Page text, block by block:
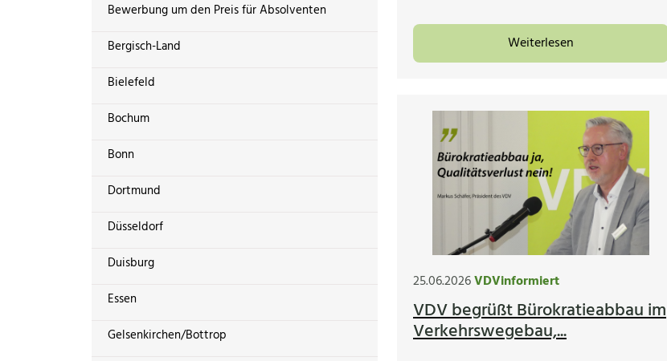
Bewerbung um den Preis für Absolventen
Bergisch-Land
Bielefeld
Bochum
Bonn
Dortmund
Düsseldorf
Duisburg
Essen
Gelsenkirchen/Bottrop
Weiterlesen
25.06.2026VDVinformiert
VDV begrüßt Bürokratieabbau im
Verkehrswegebau,...